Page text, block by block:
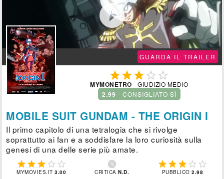

GUARDA IL TRAILER
  
MYMONETRO - GIUDIZIO MEDIO
2.99 - CONSIGLIATO SÌ
MOBILE SUIT GUNDAM - THE ORIGIN I
Il primo capitolo di una tetralogia che si rivolge
soprattutto ai fan e a soddisfare la loro curiosità sulla
genesi di una delle serie più amate.
    
MYMOVIES.IT3.00

CRITICAN.D.
    
PUBBLICO2.98